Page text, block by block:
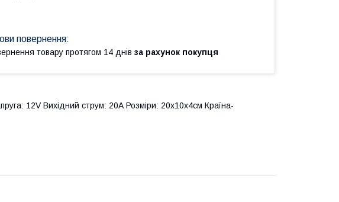
товару протягом 14 днів за рахунок покупця
12V Вихідний струм: 20А Розміри: 20x10x4см Країна-